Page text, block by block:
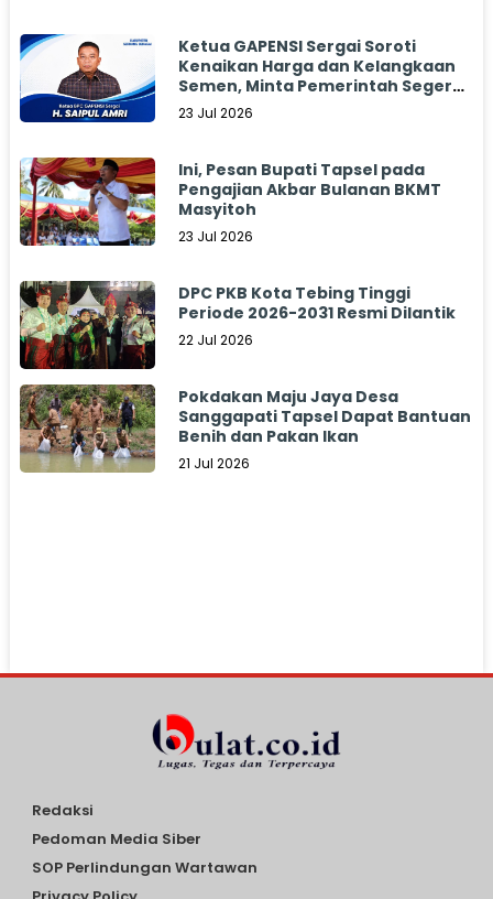
Ketua GAPENSI Sergai Soroti
Kenaikan Harga dan Kelangkaan
Semen, Minta Pemerintah Segera
Bertindak
23 Jul 2026
Ini, Pesan Bupati Tapsel pada
Pengajian Akbar Bulanan BKMT
Masyitoh
23 Jul 2026
DPC PKB Kota Tebing Tinggi
Periode 2026-2031 Resmi Dilantik
22 Jul 2026
Pokdakan Maju Jaya Desa
Sanggapati Tapsel Dapat Bantuan
Benih dan Pakan Ikan
21 Jul 2026
Redaksi
Pedoman Media Siber
SOP Perlindungan Wartawan